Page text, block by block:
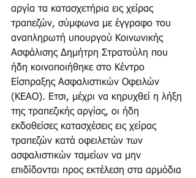
αργία τα κατασχετήρια εις χείρας
τραπεζών, σύμφωνα με έγγραφο του
αναπληρωτή υπουργού Κοινωνικής
Ασφάλισης Δημήτρη Στρατούλη που
ήδη κοινοποιήθηκε στο Κέντρο
Είσπραξης Ασφαλιστικών Οφειλών
(ΚΕΑΟ). Ετσι, μέχρι να κηρυχθεί η λήξη
της τραπεζικής αργίας, οι ήδη
εκδοθείσες κατασχέσεις εις χείρας
τραπεζών κατά οφειλετών των
ασφαλιστικών ταμείων να μην
επιδίδονται προς εκτέλεση στα αρμόδια